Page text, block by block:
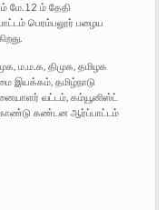
மே.12 ம் தேதி
பெரம்பலூர் பழைய
ம.ம.க, திமுக, தமிழக
இயக்கம், தமிழ்நாடு
வட்டம், கம்யூனிஸ்ட்
கொண்டு கண்டன ஆர்ப்பாட்டம்